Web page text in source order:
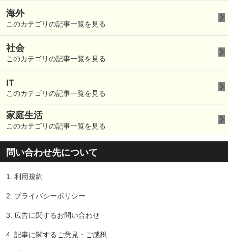
海外
このカテゴリの記事一覧を見る
社会
このカテゴリの記事一覧を見る
IT
このカテゴリの記事一覧を見る
家庭生活
このカテゴリの記事一覧を見る
問い合わせ先について
1. 利用規約
2. プライバシーポリシー
3. 広告に関するお問い合わせ
4. 記事に関するご意見・ご感想